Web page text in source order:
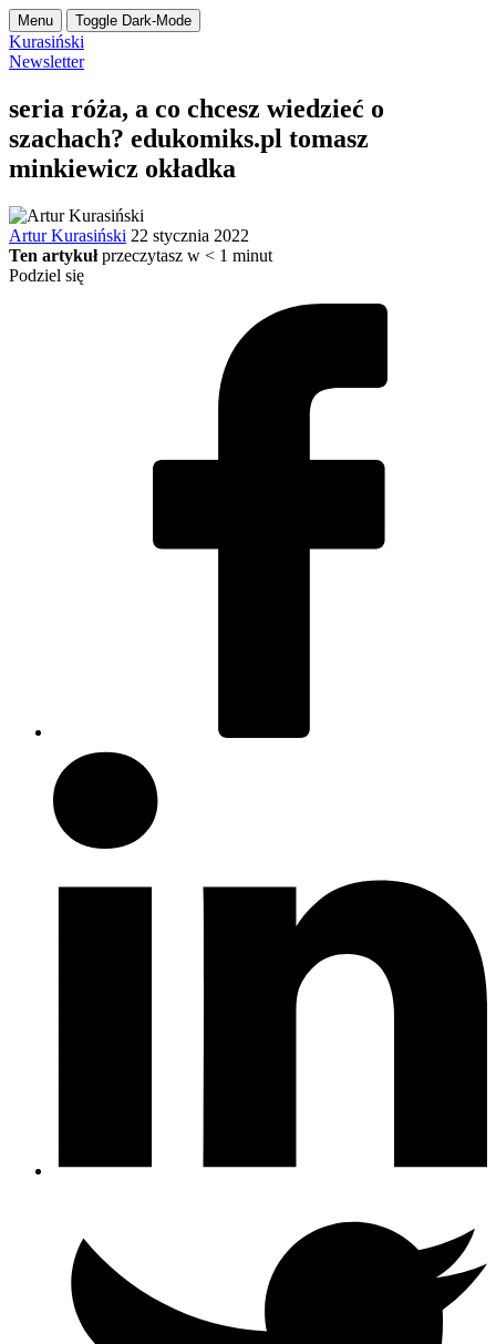
Menu Toggle Dark-Mode
Kurasiński
Newsletter
seria róża, a co chcesz wiedzieć o
szachach? edukomiks.pl tomasz
minkiewicz okładka
Artur Kurasiński 22 stycznia 2022
Ten artykuł przeczytasz w < 1 minut
Podziel się